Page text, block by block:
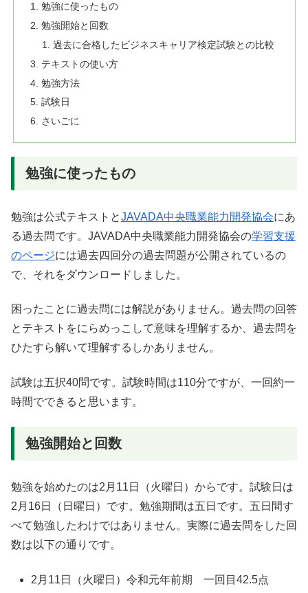
勉強に使ったもの
勉強開始と回数
過去に合格したビジネスキャリア検定試験との比較
テキストの使い方
勉強方法
試験日
さいごに
勉強に使ったもの
勉強は公式テキストとJAVADA中央職業能力開発協会にあ
る過去問です。JAVADA中央職業能力開発協会の学習支援
のページには過去四回分の過去問題が公開されているの
で、それをダウンロードしました。
困ったことに過去問には解説がありません。過去問の回答
とテキストをにらめっこして意味を理解するか、過去問を
ひたすら解いて理解するしかありません。
試験は五択40問です。試験時間は110分ですが、一回約一
時間でできると思います。
勉強開始と回数
勉強を始めたのは2月11日（火曜日）からです。試験日は
2月16日（日曜日）です。勉強期間は五日です。五日間す
べて勉強したわけではありません。実際に過去問をした回
数は以下の通りです。
2月11日（火曜日）令和元年前期 一回目42.5点